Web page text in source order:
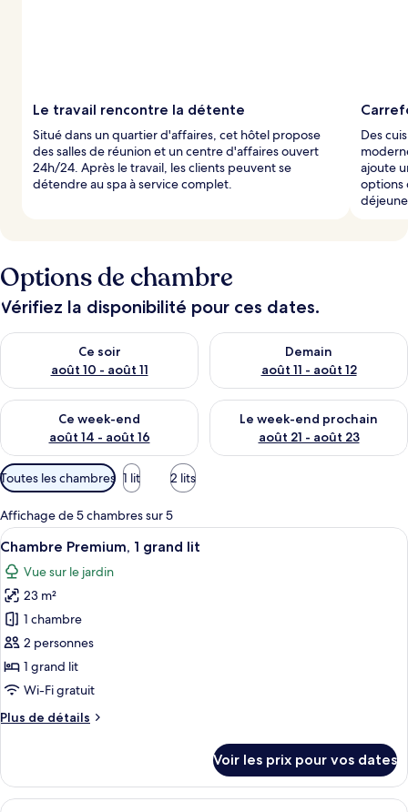
Le travail rencontre la détente
Situé dans un quartier d'affaires, cet hôtel propose
des salles de réunion et un centre d'affaires ouvert
24h/24. Après le travail, les clients peuvent se
détendre au spa à service complet.
Des
ajoute
options
Options de chambre
Vérifiez la disponibilité pour ces dates.
Ce soir
août 10 - août 11
Vérifier la disponibilité pour ce soir août 10 - août 11
Demain
août 11 - août 12
Vérifier la disponibilité pour
Ce week-end
août 14 - août 16
Vérifier la disponibilité pour ce week-end août 14 - août 16
Le week-end prochain
août 21 - août 23
Vérifier la disponibilité pour
Filtres
disponibles
pour
les
chambres
Toutes les chambres 1 lit 2 lits
Affichage de 5 chambres sur 5
Afficher
toutes
les
photos
pour
ce
type
de
chambre :
Chambre
grand
Une chambre d’hôtel avec un grand
6
Chambre Premium, 1 grand lit
Vue sur le jardin
23 m²
1 chambre
2 personnes
1 grand lit
Wi-Fi gratuit
Plus de détails
Plus
le
type
Voir les prix pour vos dates
Afficher
Une chambre d’hôtel moderne